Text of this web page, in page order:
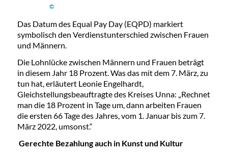
©
Das Datum des Equal Pay Day (EQPD) markiert
symbolisch den Verdienstunterschied zwischen Frauen
und Männern.
Die Lohnlücke zwischen Männern und Frauen beträgt
in diesem Jahr 18 Prozent. Was das mit dem 7. März, zu
tun hat, erläutert Leonie Engelhardt,
Gleichstellungsbeauftragte des Kreises Unna: „Rechnet
man die 18 Prozent in Tage um, dann arbeiten Frauen
die ersten 66 Tage des Jahres, vom 1. Januar bis zum 7.
März 2022, umsonst.“
Gerechte Bezahlung auch in Kunst und Kultur